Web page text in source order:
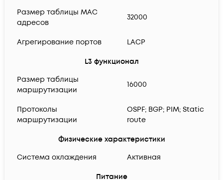
Размер таблицы MAC
адресов
32000
Агрегирование портов LACP
L3 функционал
Размер таблицы
маршрутизации
16000
Протоколы
маршрутизации
OSPF; BGP; PIM; Static
route
Физические характеристики
Система охлаждения
Активная
Питание